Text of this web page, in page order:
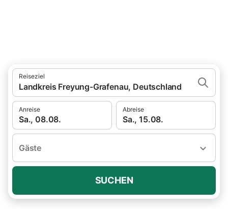
Reiseziel
Landkreis Freyung-Grafenau, Deutschland
Anreise
Sa., 08.08.
Abreise
Sa., 15.08.
Gäste
SUCHEN